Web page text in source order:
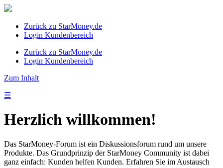
Zurück zu StarMoney.de
Login Kundenbereich
Zurück zu StarMoney.de
Login Kundenbereich
Zum Inhalt
☰
Herzlich willkommen!
Das StarMoney-Forum ist ein Diskussionsforum rund um unsere
Produkte. Das Grundprinzip der StarMoney Community ist dabei
ganz einfach: Kunden helfen Kunden. Erfahren Sie im Austausch